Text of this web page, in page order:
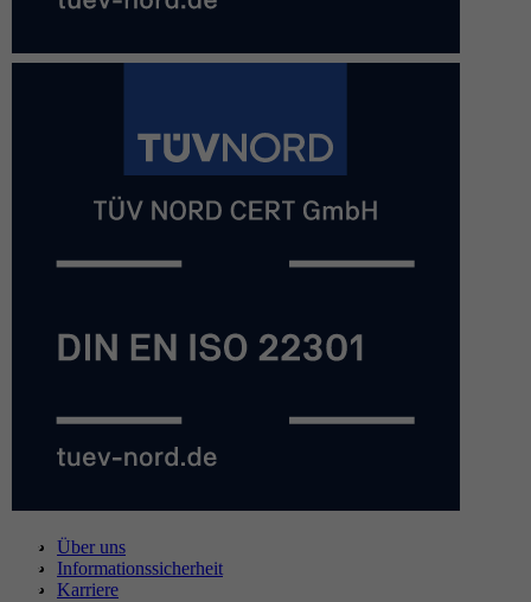
Über uns
Informationssicherheit
Karriere